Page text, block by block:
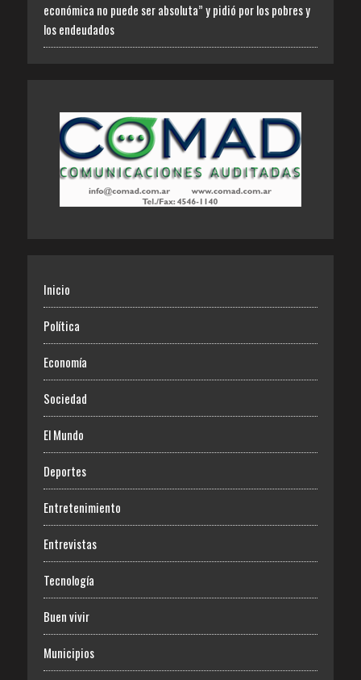
económica no puede ser absoluta” y pidió por los pobres y
los endeudados
Inicio
Política
Economía
Sociedad
El Mundo
Deportes
Entretenimiento
Entrevistas
Tecnología
Buen vivir
Municipios